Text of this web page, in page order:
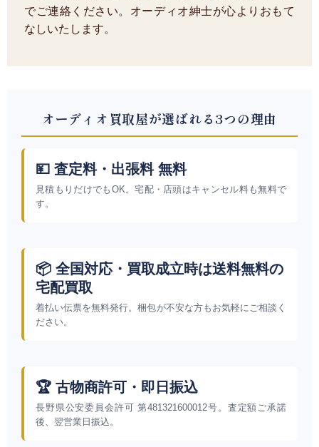
でご連絡ください。オーディオ紳士が心よりおもて
なしいたします。
オーディオ買取屋が選ばれる3つの理由
💴 査定料・出張料 無料
見積もりだけでもOK。宅配・店頭はキャンセル料も無料で
す。
📦 全国対応・買取成立時は送料無料の
宅配買取
着払い伝票を無料発行。梱包が不安な方もお気軽にご相談く
ださい。
🏆 古物商許可・即日振込
長野県公安委員会許可 第481321600012号。査定額ご承諾
後、翌営業日振込。